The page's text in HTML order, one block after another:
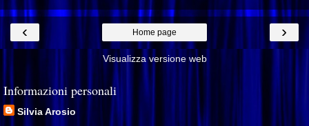
‹ ›
Home page
Visualizza versione web
Informazioni personali
Silvia Arosio